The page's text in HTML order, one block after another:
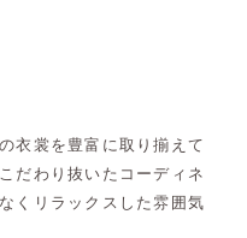
衣裳を豊富に取り揃えて
だわり抜いたコーディネ
くリラックスした雰囲気